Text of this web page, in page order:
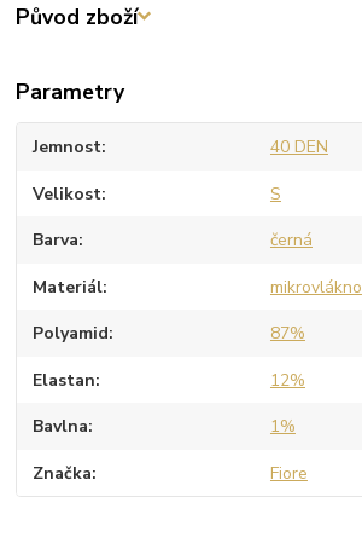
Původ zboží
Parametry
Jemnost 40 DEN
Velikost S
Barva černá
Materiál mikrovlákno
Polyamid 87%
Elastan 12%
Bavlna 1%
Značka Fiore